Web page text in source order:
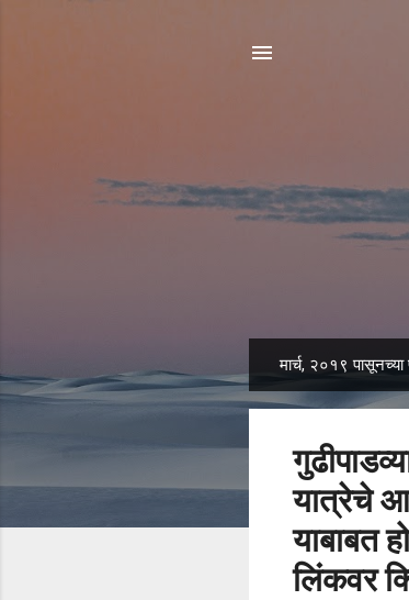
स्ट्स
मार्च, २०१९
यात्रेचे
याबाबत
लिंकवर